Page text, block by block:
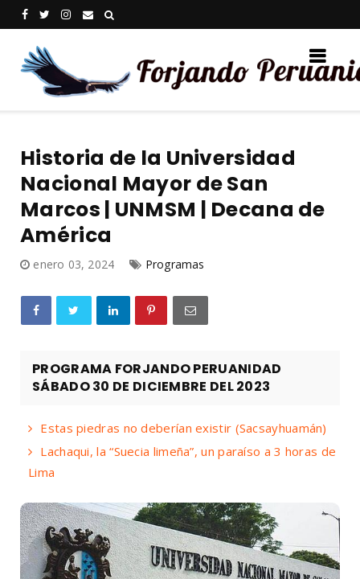
Historia de la Universidad
Nacional Mayor de San
Marcos | UNMSM | Decana de
América
enero 03, 2024 Programas
PROGRAMA FORJANDO PERUANIDAD
SÁBADO 30 DE DICIEMBRE DEL 2023
Estas piedras no deberían existir (Sacsayhuamán)
Lachaqui, la “Suecia limeña”, un paraíso a 3 horas de
Lima